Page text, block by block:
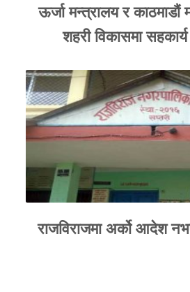
ऊर्जा मन्त्रालय र काठमाडौं
शहरी विकासमा
राजविराजमा अर्को आदेश